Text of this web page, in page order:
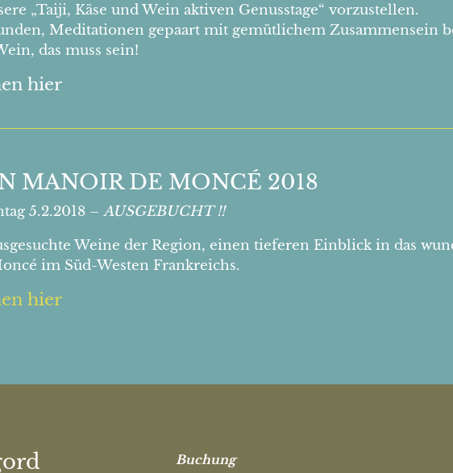
„Taiji, Käse und Wein aktiven Genusstage“ vorzustellen.
Meditationen gepaart mit gemütlichem Zusammensein
das muss sein!
hier
MANOIR DE MONCÉ 2018
5.2.2018 – AUSGEBUCHT !!
Weine der Region, einen tieferen Einblick in das
im Süd-Westen Frankreichs.
hier
Buchung